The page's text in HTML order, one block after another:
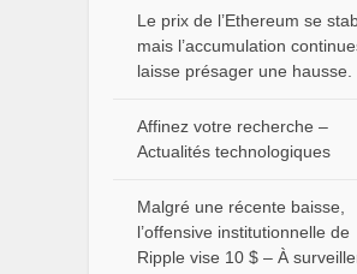
Le prix de l’Ethereum se
mais l’accumulation
laisse présager une hausse.
Affinez votre recherche –
Actualités technologiques
Malgré une récente baisse,
l’offensive institutionnelle de
Ripple vise 10 $ – À